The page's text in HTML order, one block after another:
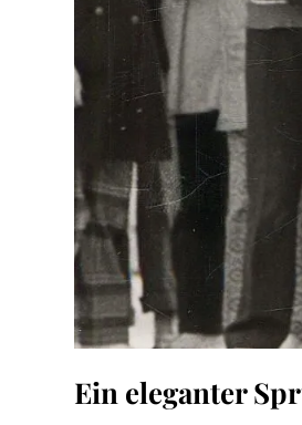
Ein eleganter